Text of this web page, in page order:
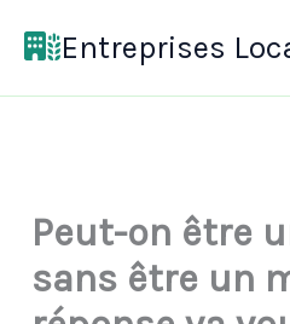
Entreprises
Peut-on être
sans être un